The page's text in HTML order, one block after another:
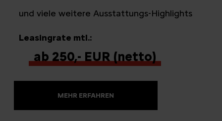
und viele weitere Ausstattungs-Highlights
Leasingrate mtl.:
ab 250,- EUR (netto)
MEHR ERFAHREN